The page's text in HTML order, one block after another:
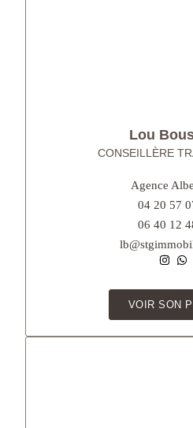
Lou
CONSEILLÈRE
Agence
04 20 57
06 40 12
VOIR SON